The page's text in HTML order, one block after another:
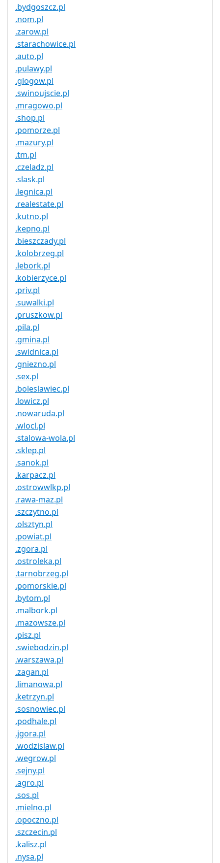
.bydgoszcz.pl
.nom.pl
.zarow.pl
.starachowice.pl
.auto.pl
.pulawy.pl
.glogow.pl
.swinoujscie.pl
.mragowo.pl
.shop.pl
.pomorze.pl
.mazury.pl
.tm.pl
.czeladz.pl
.slask.pl
.legnica.pl
.realestate.pl
.kutno.pl
.kepno.pl
.bieszczady.pl
.kolobrzeg.pl
.lebork.pl
.kobierzyce.pl
.priv.pl
.suwalki.pl
.pruszkow.pl
.pila.pl
.gmina.pl
.swidnica.pl
.gniezno.pl
.sex.pl
.boleslawiec.pl
.lowicz.pl
.nowaruda.pl
.wlocl.pl
.stalowa-wola.pl
.sklep.pl
.sanok.pl
.karpacz.pl
.ostrowwlkp.pl
.rawa-maz.pl
.szczytno.pl
.olsztyn.pl
.powiat.pl
.zgora.pl
.ostroleka.pl
.tarnobrzeg.pl
.pomorskie.pl
.bytom.pl
.malbork.pl
.mazowsze.pl
.pisz.pl
.swiebodzin.pl
.warszawa.pl
.zagan.pl
.limanowa.pl
.ketrzyn.pl
.sosnowiec.pl
.podhale.pl
.jgora.pl
.wodzislaw.pl
.wegrow.pl
.sejny.pl
.agro.pl
.sos.pl
.mielno.pl
.opoczno.pl
.szczecin.pl
.kalisz.pl
.nysa.pl